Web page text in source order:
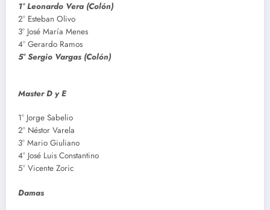
1° Leonardo Vera (Colón)
2° Esteban Olivo
3° José María Menes
4° Gerardo Ramos
5° Sergio Vargas (Colón)
Master D y E
1° Jorge Sabelio
2° Néstor Varela
3° Mario Giuliano
4° José Luis Constantino
5° Vicente Zoric
Damas